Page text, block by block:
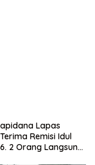
Lapas
Remisi Idul
2 Orang Langsung